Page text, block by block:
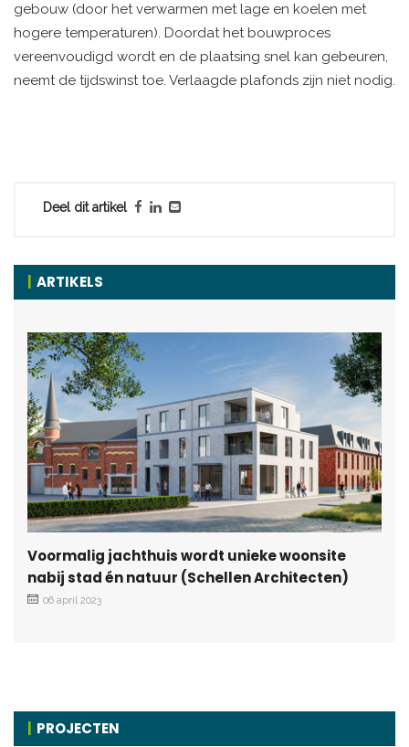
gebouw (door het verwarmen met lage en koelen met
hogere temperaturen). Doordat het bouwproces
vereenvoudigd wordt en de plaatsing snel kan gebeuren,
neemt de tijdswinst toe. Verlaagde plafonds zijn niet nodig.
Deel dit artikel
ARTIKELS
Voormalig jachthuis wordt unieke woonsite
nabij stad én natuur (Schellen Architecten)
06 april 2023
PROJECTEN